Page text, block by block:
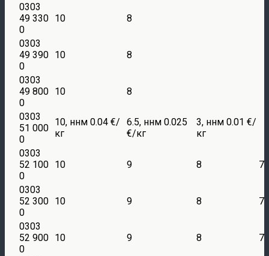
0303
49 330
0
10 8
0303
49 390
0
10 8
0303
49 800
0
10 8
0303
51 000
0
10, ннм 0.04 €/
кг
6.5, ннм 0.025
€/кг
3, ннм 0.01 €/
кг
0303
52 100
0
10 9 8 7
0303
52 300
0
10 9 8 7
0303
52 900
0
10 9 8 7